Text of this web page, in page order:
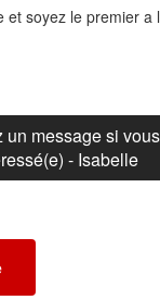
et soyez le premier a
un message si vous
- Isabelle